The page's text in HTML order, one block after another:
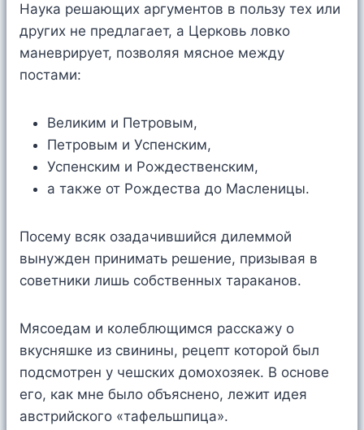
Наука решающих аргументов в пользу тех или
других не предлагает, а Церковь ловко
маневрирует, позволяя мясное между
постами:
Великим и Петровым,
Петровым и Успенским,
Успенским и Рождественским,
а также от Рождества до Масленицы.
Посему всяк озадачившийся дилеммой
вынужден принимать решение, призывая в
советники лишь собственных тараканов.
Мясоедам и колеблющимся расскажу о
вкусняшке из свинины, рецепт которой был
подсмотрен у чешских домохозяек. В основе
его, как мне было объяснено, лежит идея
австрийского «тафельшпица».